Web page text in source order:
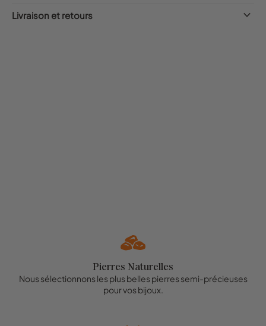
Livraison et retours keyboard_arrow_down
Pierres Naturelles
Nous sélectionnons les plus belles pierres semi-précieuses
pour vos bijoux.